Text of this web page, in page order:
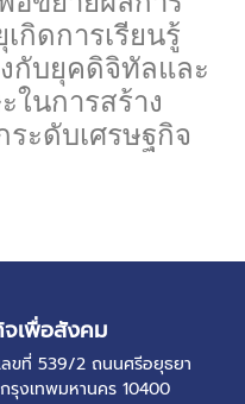
กิดการเรียนรู้
กับยุคดิจิทัลและ
นการสร้าง
ะดับเศรษฐกิจ
จเพื่อสังคม
ลขที่ 539/2 ถนนศรีอยุธยา
รุงเทพมหานคร 10400